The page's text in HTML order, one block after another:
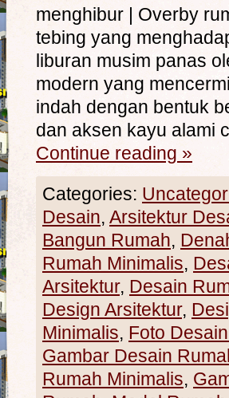
menghibur | Overby
tebing yang
liburan musim panas
modern yang
indah dengan bentuk
dan aksen kayu alami
Continue reading »
Categories:
Desain, Arsitektur
Bangun Rumah,
Rumah Minimalis,
Arsitektur, Desain
Design Arsitektur,
Minimalis, Foto
Gambar Desain
Rumah Minimalis,